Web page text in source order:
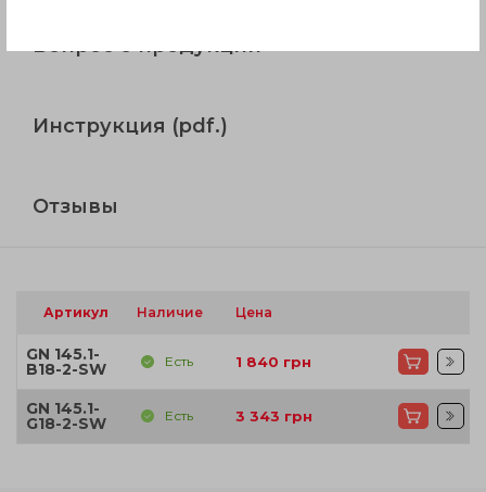
Вопрос о продукции
Инструкция (pdf.)
Отзывы
Артикул Наличие Цена
GN 145.1-
B18-2-SW Есть 1 840 грн
GN 145.1-
G18-2-SW Есть 3 343 грн